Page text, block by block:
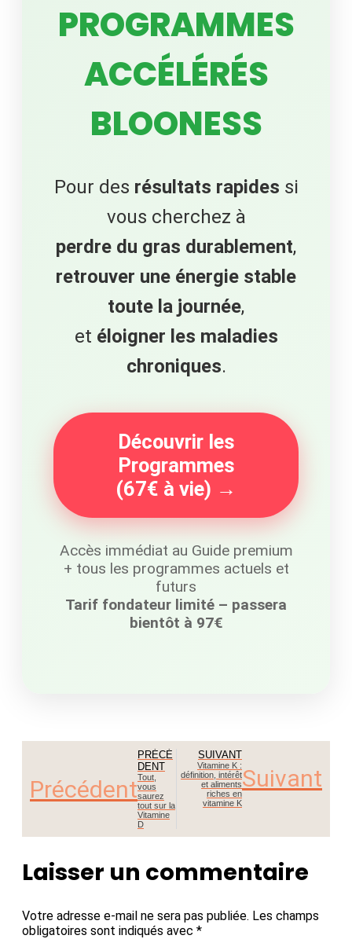
PROGRAMMES
ACCÉLÉRÉS
BLOONESS
Pour des résultats rapides si
vous cherchez à
perdre du gras durablement,
retrouver une énergie stable
toute la journée,
et éloigner les maladies
chroniques.
Découvrir les
Programmes
(67€ à vie) →
Accès immédiat au Guide premium
+ tous les programmes actuels et
futurs
Tarif fondateur limité – passera
bientôt à 97€
Précédent
PRÉCÉ
DENT
Tout,
vous
saurez
tout sur la
Vitamine
D
SUIVANT
Vitamine K :
définition, intérêt
et aliments
riches en
vitamine K
Suivant
Laisser un commentaire
Votre adresse e-mail ne sera pas publiée. Les champs
obligatoires sont indiqués avec *